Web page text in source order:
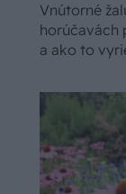
Vnútorné
horúčavách
a ako to